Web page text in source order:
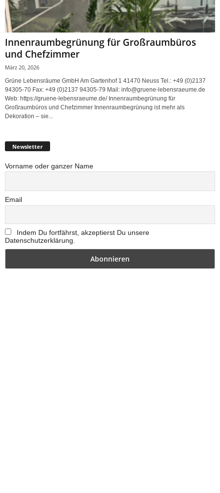
Innenraumbegrünung für Großraumbüros
und Chefzimmer
März 20, 2026
Grüne Lebensräume GmbH Am Gartenhof 1 41470 Neuss Tel.: +49 (0)2137
94305-70 Fax: +49 (0)2137 94305-79 Mail: info@gruene-lebensraeume.de
Web: https://gruene-lebensraeume.de/ Innenraumbegrünung für
Großraumbüros und Chefzimmer Innenraumbegrünung ist mehr als
Dekoration – sie...
Newsletter
Vorname oder ganzer Name
Email
Indem Du fortfährst, akzeptierst Du unsere
Datenschutzerklärung.